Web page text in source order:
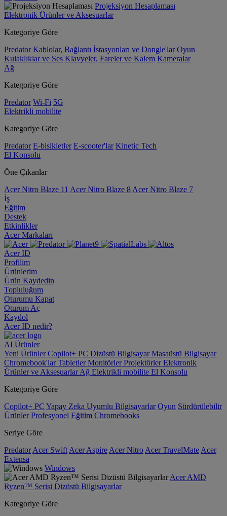
Projeksiyon Hesaplaması
Elektronik Ürünler ve Aksesuarlar
Kategoriye Göre
Predator Kablolar, Bağlantı İstasyonları ve Dongle'lar Oyun
Kulaklıklar ve Ses Klavyeler, Fareler ve Kalem Kameralar
Ağ
Kategoriye Göre
Predator Wi-Fi 5G
Elektrikli mobilite
Kategoriye Göre
Predator E-bisikletler E-scooter'lar Kinetic Tech
El Konsolu
Öne Çıkanlar
Acer Nitro Blaze 11 Acer Nitro Blaze 8 Acer Nitro Blaze 7
İş
Eğitim
Destek
Etkinlikler
Acer Markaları
Acer ID
Profilim
Ürünlerim
Ürün Kaydedin
Topluluğum
Oturumu Kapat
Oturum Aç
Kaydol
Acer ID nedir?
AI Ürünler
Yeni ÜrünlerCopilot+ PC Dizüstü BilgisayarMasaüstü Bilgisayar
Chromebook'larTabletlerMonitörlerProjektörlerElektronik
Ürünler ve AksesuarlarAğ Elektrikli mobilite El Konsolu
Kategoriye Göre
Copilot+ PC Yapay Zeka Uyumlu Bilgisayarlar Oyun Sürdürülebilir
Ürünler Profesyonel Eğitim Chromebooks
Seriye Göre
Predator Acer Swift Acer Aspire Acer Nitro Acer TravelMate Acer
Extensa
Windows
Acer AMD
Ryzen™ Serisi Dizüstü Bilgisayarlar
Kategoriye Göre